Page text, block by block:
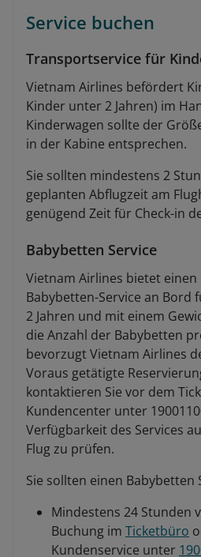
Service buchen
Transportservice für
Vietnam Airlines befördert
Kinder unter 2 Jahren) im
Kinderwagen sollte der
in der Kabine entsprechen.
Sie sollten mindestens 2
geplanten Abflugzeit am
genügend Zeit für Check-in
Babybetten Service
Vietnam Airlines bietet
Babybetten-Service an Bord
2 Jahren und mit einem
die Anzahl der Babybetten
bevorzugt Vietnam Airlines
Voraus getätigte
kontaktieren Sie vor dem
Kundencenter unter
Verfügbarkeit des Services
Flug zu prüfen.
Sie sollten einen Babybetten
Mindestens 24 Stunden
Buchung im Ticketbüro
Kundenservice unter